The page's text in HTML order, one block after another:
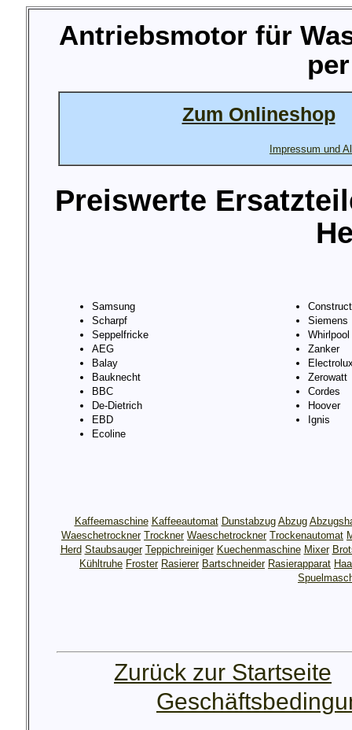
Antriebsmotor für
Zum Onlineshop
Impressum und
Preiswerte
Samsung
Scharpf
Seppelfricke
AEG
Balay
Bauknecht
BBC
De-Dietrich
EBD
Ecoline
Siemens
Whirlpool
Zanker
Zerowatt
Cordes
Hoover
Ignis
Kaffeemaschine Kaffeeautomat Dunstabzug Abzug
Waeschetrockner Trockner Waeschetrockner Trockenautomat
Herd Staubsauger Teppichreiniger Kuechenmaschine Mixer
Kühltruhe Froster Rasierer Bartschneider Rasierapparat
Zurück zur Startseite